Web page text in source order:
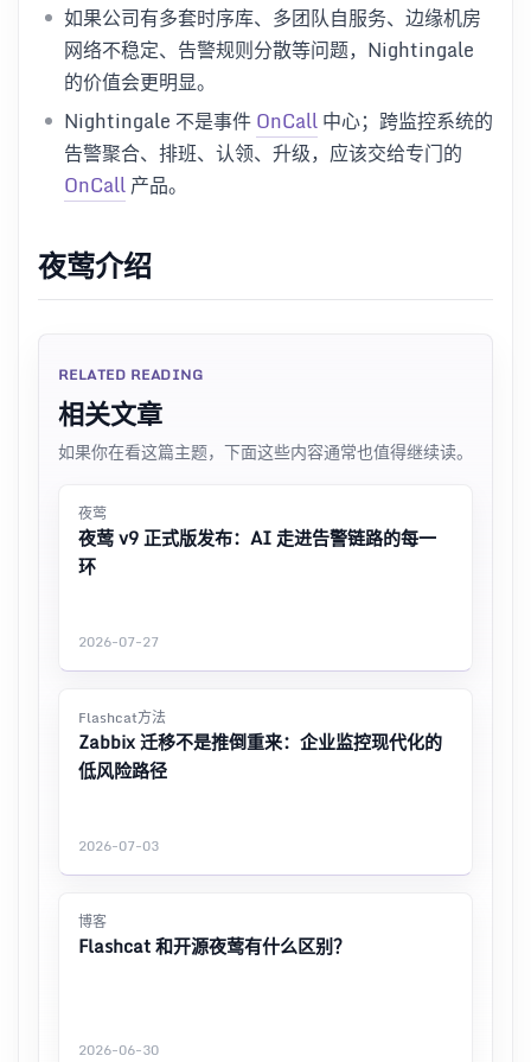
如果公司有多套时序库、多团队自服务、边缘机房
网络不稳定、告警规则分散等问题，Nightingale
的价值会更明显。
Nightingale 不是事件OnCall中心；跨监控系统的
告警聚合、排班、认领、升级，应该交给专门的
OnCall产品。
夜莺介绍
RELATED READING
相关文章
如果你在看这篇主题，下面这些内容通常也值得继续读。
夜莺
夜莺 v9 正式版发布：AI 走进告警链路的每一
环
2026-07-27
Flashcat方法
Zabbix 迁移不是推倒重来：企业监控现代化的
低风险路径
2026-07-03
博客
Flashcat 和开源夜莺有什么区别？
2026-06-30